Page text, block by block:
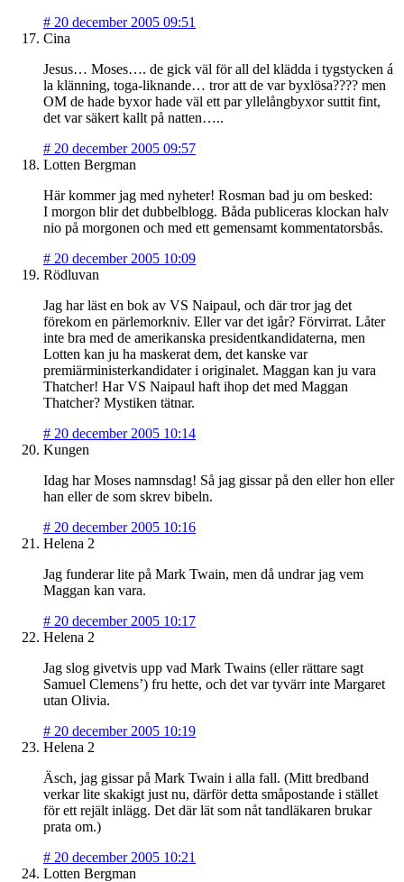
# 20 december 2005 09:51
Cina
Jesus… Moses…. de gick väl för all del klädda i tygstycken á
la klänning, toga-liknande… tror att de var byxlösa???? men
OM de hade byxor hade väl ett par yllelångbyxor suttit fint,
det var säkert kallt på natten…..
# 20 december 2005 09:57
Lotten Bergman
Här kommer jag med nyheter! Rosman bad ju om besked:
I morgon blir det dubbelblogg. Båda publiceras klockan halv
nio på morgonen och med ett gemensamt kommentatorsbås.
# 20 december 2005 10:09
Rödluvan
Jag har läst en bok av VS Naipaul, och där tror jag det
förekom en pärlemorkniv. Eller var det igår? Förvirrat. Låter
inte bra med de amerikanska presidentkandidaterna, men
Lotten kan ju ha maskerat dem, det kanske var
premiärministerkandidater i originalet. Maggan kan ju vara
Thatcher! Har VS Naipaul haft ihop det med Maggan
Thatcher? Mystiken tätnar.
# 20 december 2005 10:14
Kungen
Idag har Moses namnsdag! Så jag gissar på den eller hon eller
han eller de som skrev bibeln.
# 20 december 2005 10:16
Helena 2
Jag funderar lite på Mark Twain, men då undrar jag vem
Maggan kan vara.
# 20 december 2005 10:17
Helena 2
Jag slog givetvis upp vad Mark Twains (eller rättare sagt
Samuel Clemens’) fru hette, och det var tyvärr inte Margaret
utan Olivia.
# 20 december 2005 10:19
Helena 2
Äsch, jag gissar på Mark Twain i alla fall. (Mitt bredband
verkar lite skakigt just nu, därför detta småpostande i stället
för ett rejält inlägg. Det där lät som nåt tandläkaren brukar
prata om.)
# 20 december 2005 10:21
Lotten Bergman